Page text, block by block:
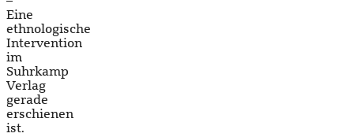
Eine
ethnologische
Intervention
im
Suhrkamp
Verlag
gerade
erschienen
ist.